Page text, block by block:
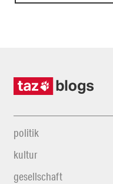
politik
kultur
gesellschaft